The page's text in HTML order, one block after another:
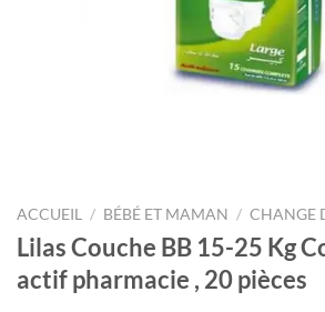
ACCUEIL / BÉBÉ ET MAMAN / CHANGE
Lilas Couche BB 15-25 Kg
actif pharmacie , 20 pièces